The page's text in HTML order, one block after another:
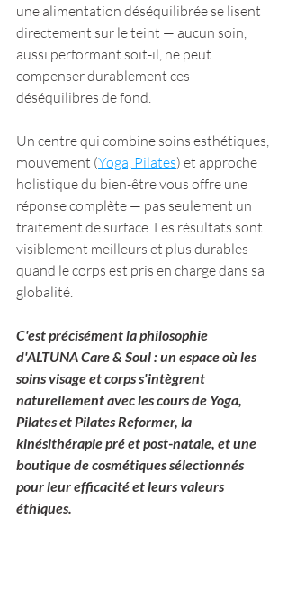
une alimentation déséquilibrée se lisent
directement sur le teint — aucun soin,
aussi performant soit-il, ne peut
compenser durablement ces
déséquilibres de fond.
Un centre qui combine soins esthétiques,
mouvement (Yoga, Pilates) et approche
holistique du bien-être vous offre une
réponse complète — pas seulement un
traitement de surface. Les résultats sont
visiblement meilleurs et plus durables
quand le corps est pris en charge dans sa
globalité.
C'est précisément la philosophie
d'ALTUNA Care & Soul : un espace où les
soins visage et corps s'intègrent
naturellement avec les cours de Yoga,
Pilates et Pilates Reformer, la
kinésithérapie pré et post-natale, et une
boutique de cosmétiques sélectionnés
pour leur efficacité et leurs valeurs
éthiques.